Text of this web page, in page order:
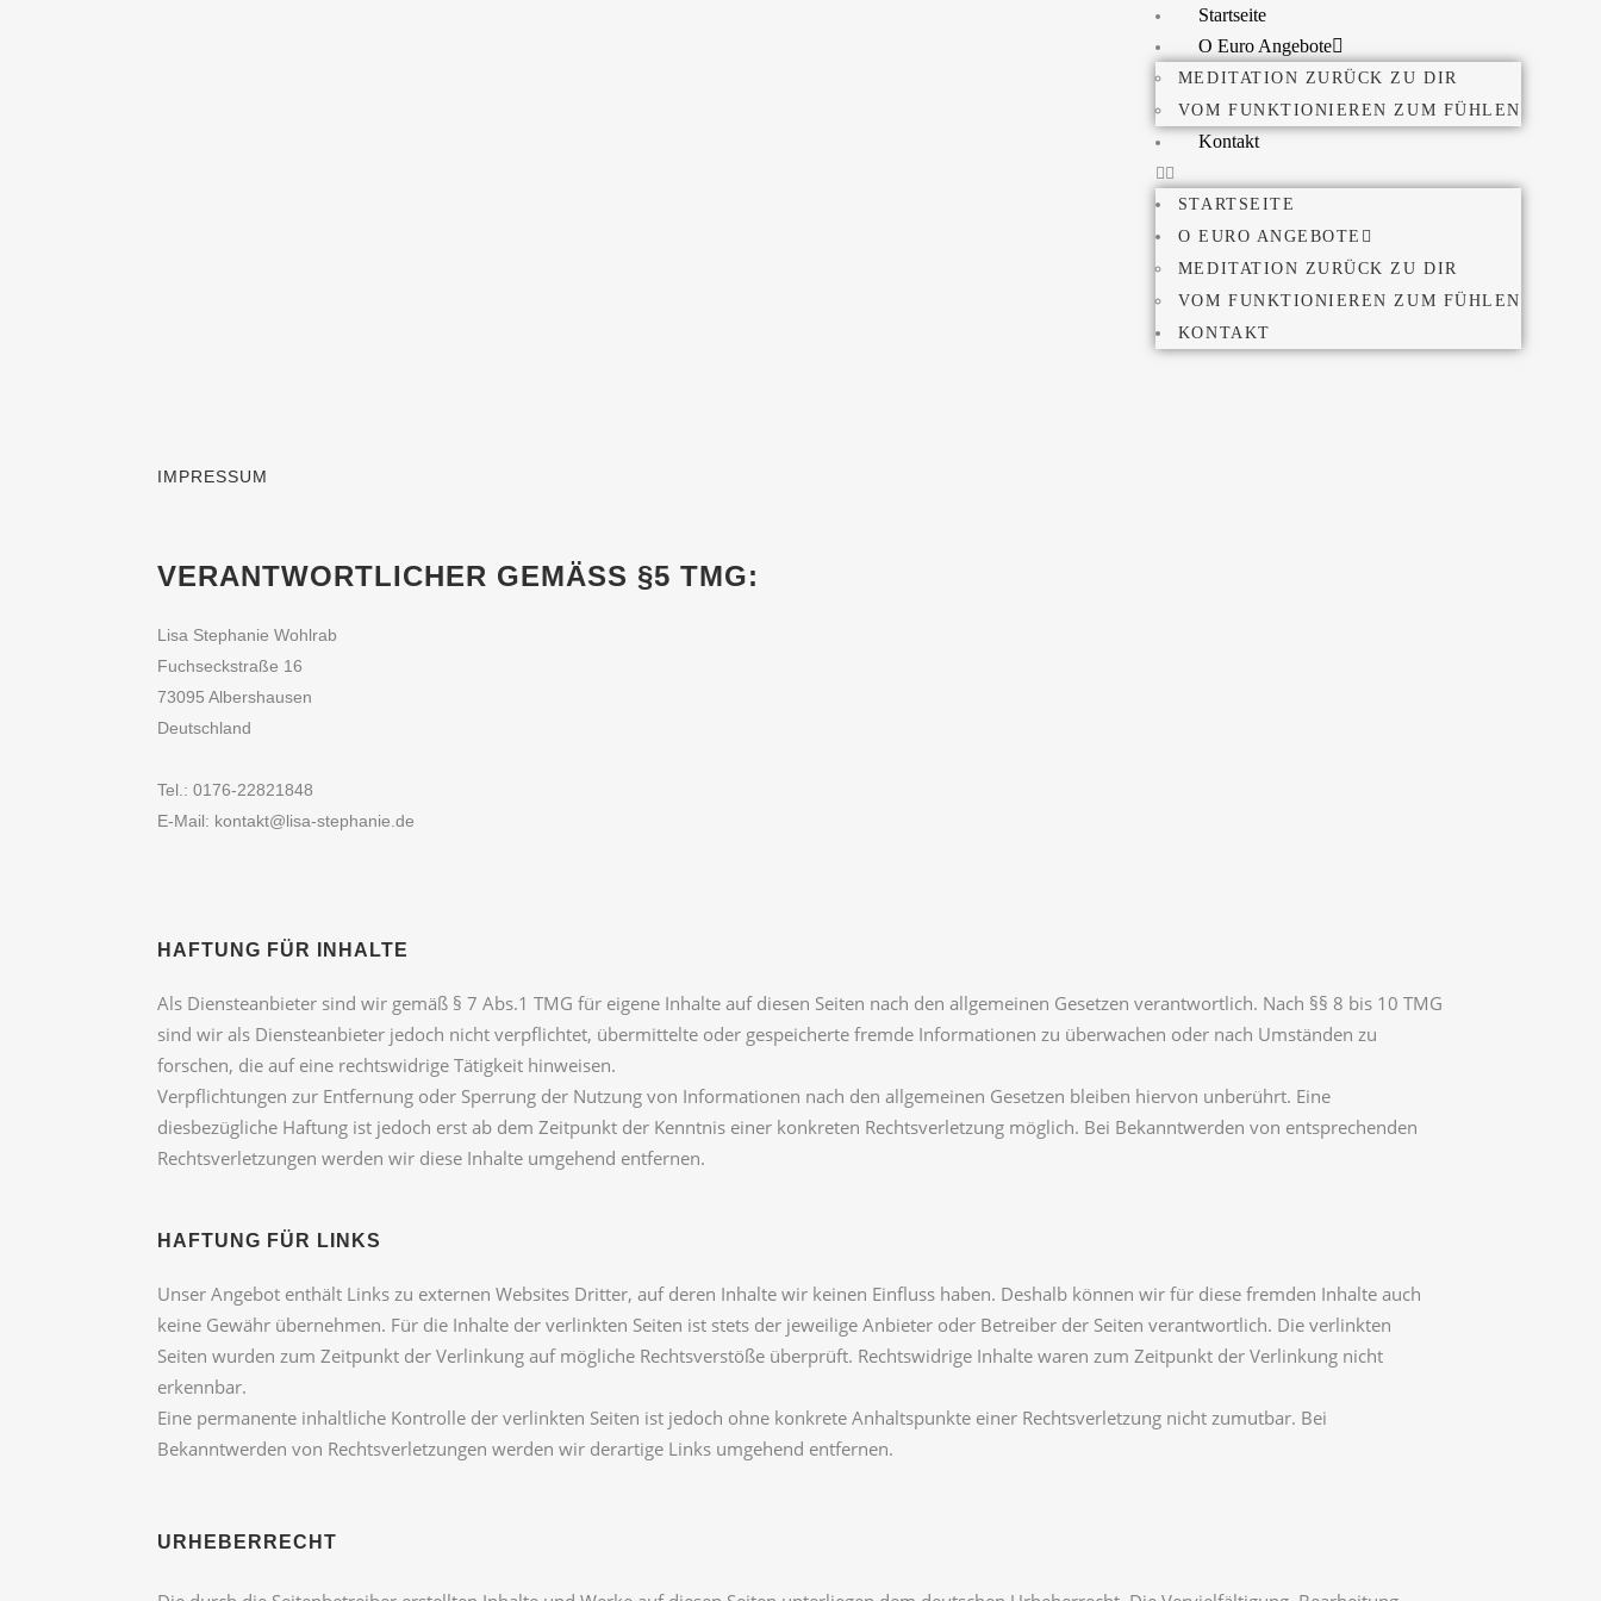
Startseite
O Euro Angebote
MEDITATION ZURÜCK ZU DIR
VOM FUNKTIONIEREN ZUM FÜHLEN
Kontakt
STARTSEITE
O EURO ANGEBOTE
MEDITATION ZURÜCK ZU DIR
VOM FUNKTIONIEREN ZUM FÜHLEN
KONTAKT
IMPRESSUM
VERANTWORTLICHER GEMÄSS §5 TMG:
Lisa Stephanie Wohlrab
Fuchseckstraße 16
73095 Albershausen
Deutschland
Tel.: 0176-22821848
E-Mail: kontakt@lisa-stephanie.de
HAFTUNG FÜR INHALTE
Als Diensteanbieter sind wir gemäß § 7 Abs.1 TMG für eigene Inhalte auf diesen Seiten nach den allgemeinen Gesetzen verantwortlich. Nach §§ 8 bis 10 TMG
sind wir als Diensteanbieter jedoch nicht verpflichtet, übermittelte oder gespeicherte fremde Informationen zu überwachen oder nach Umständen zu
forschen, die auf eine rechtswidrige Tätigkeit hinweisen.
Verpflichtungen zur Entfernung oder Sperrung der Nutzung von Informationen nach den allgemeinen Gesetzen bleiben hiervon unberührt. Eine
diesbezügliche Haftung ist jedoch erst ab dem Zeitpunkt der Kenntnis einer konkreten Rechtsverletzung möglich. Bei Bekanntwerden von entsprechenden
Rechtsverletzungen werden wir diese Inhalte umgehend entfernen.
HAFTUNG FÜR LINKS
Unser Angebot enthält Links zu externen Websites Dritter, auf deren Inhalte wir keinen Einfluss haben. Deshalb können wir für diese fremden Inhalte auch
keine Gewähr übernehmen. Für die Inhalte der verlinkten Seiten ist stets der jeweilige Anbieter oder Betreiber der Seiten verantwortlich. Die verlinkten
Seiten wurden zum Zeitpunkt der Verlinkung auf mögliche Rechtsverstöße überprüft. Rechtswidrige Inhalte waren zum Zeitpunkt der Verlinkung nicht
erkennbar.
Eine permanente inhaltliche Kontrolle der verlinkten Seiten ist jedoch ohne konkrete Anhaltspunkte einer Rechtsverletzung nicht zumutbar. Bei
Bekanntwerden von Rechtsverletzungen werden wir derartige Links umgehend entfernen.
URHEBERRECHT